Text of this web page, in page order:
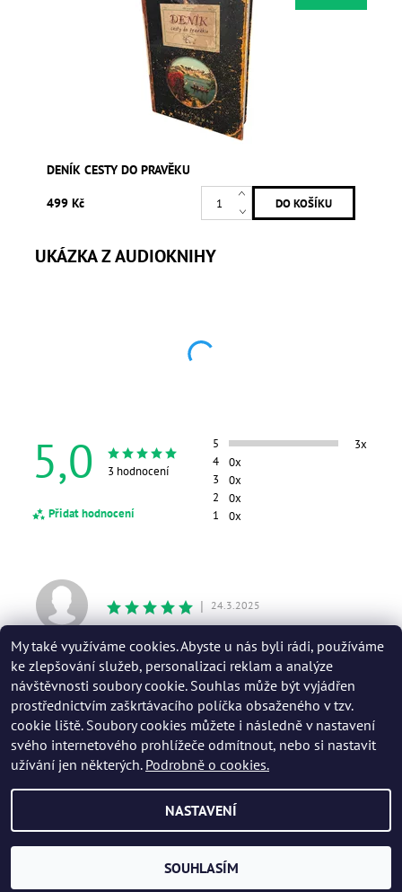
DENÍK CESTY DO PRAVĚKU
499 Kč
UKÁZKA Z AUDIOKNIHY
5,0 3 hodnocení
Přidat hodnocení
5
3x
4
0x
3
0x
2
0x
1
0x
Souhlasím sObchodními podmínkami
Podmínkami ochrany a zpracování osobních
| 24.3.2025
Jsem nadšená. Doporučuji všem. Krásně doplněné zvukem z filmu.
2026 © Muzeum Karla Zemana, všechna práva vyhrazena
Vytvořil Shoptet
My také využíváme cookies. Abyste u nás byli rádi, používáme
ke zlepšování služeb, personalizaci reklam a analýze
návštěvnosti soubory cookie. Souhlas může být vyjádřen
prostřednictvím zaškrtávacího políčka obsaženého v tzv.
cookie liště. Soubory cookies můžete i následně v nastavení
svého internetového prohlížeče odmítnout, nebo si nastavit
užívání jen některých. Podrobně o cookies.
NASTAVENÍ
SOUHLASÍM